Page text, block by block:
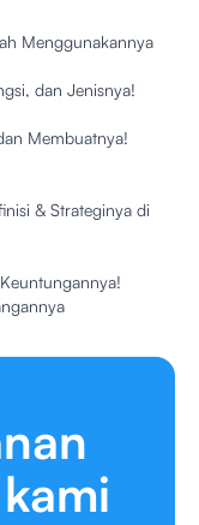
Menggunakannya
dan Jenisnya!
Membuatnya!
& Strateginya di